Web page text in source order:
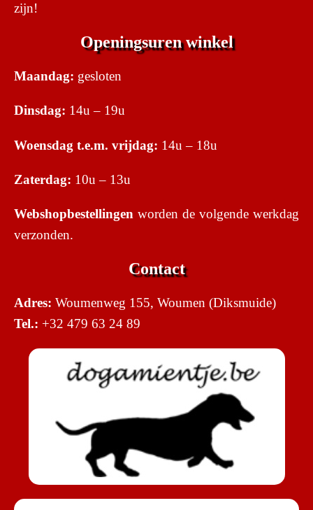
zijn!
Openingsuren winkel
Maandag: gesloten
Dinsdag: 14u – 19u
Woensdag t.e.m. vrijdag: 14u – 18u
Zaterdag: 10u – 13u
Webshopbestellingen worden de volgende werkdag
verzonden.
Contact
Adres: Woumenweg 155, Woumen (Diksmuide)
Tel.: +32 479 63 24 89